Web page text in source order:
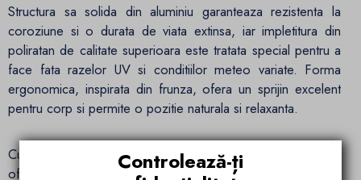
Structura sa solida din aluminiu garanteaza rezistenta la
coroziune si o durata de viata extinsa, iar impletitura din
poliratan de calitate superioara este tratata special pentru a
face fata razelor UV si conditiilor meteo variate. Forma
ergonomica, inspirata din frunza, ofera un sprijin excelent
pentru corp si permite o pozitie naturala si relaxanta.
Cu dimensiunile de 190 x 80 x 45 cm, sezlongul Acapulco
ofera suficient spatiu pentru a va destinde complet. Finisajul
Controlează-ți